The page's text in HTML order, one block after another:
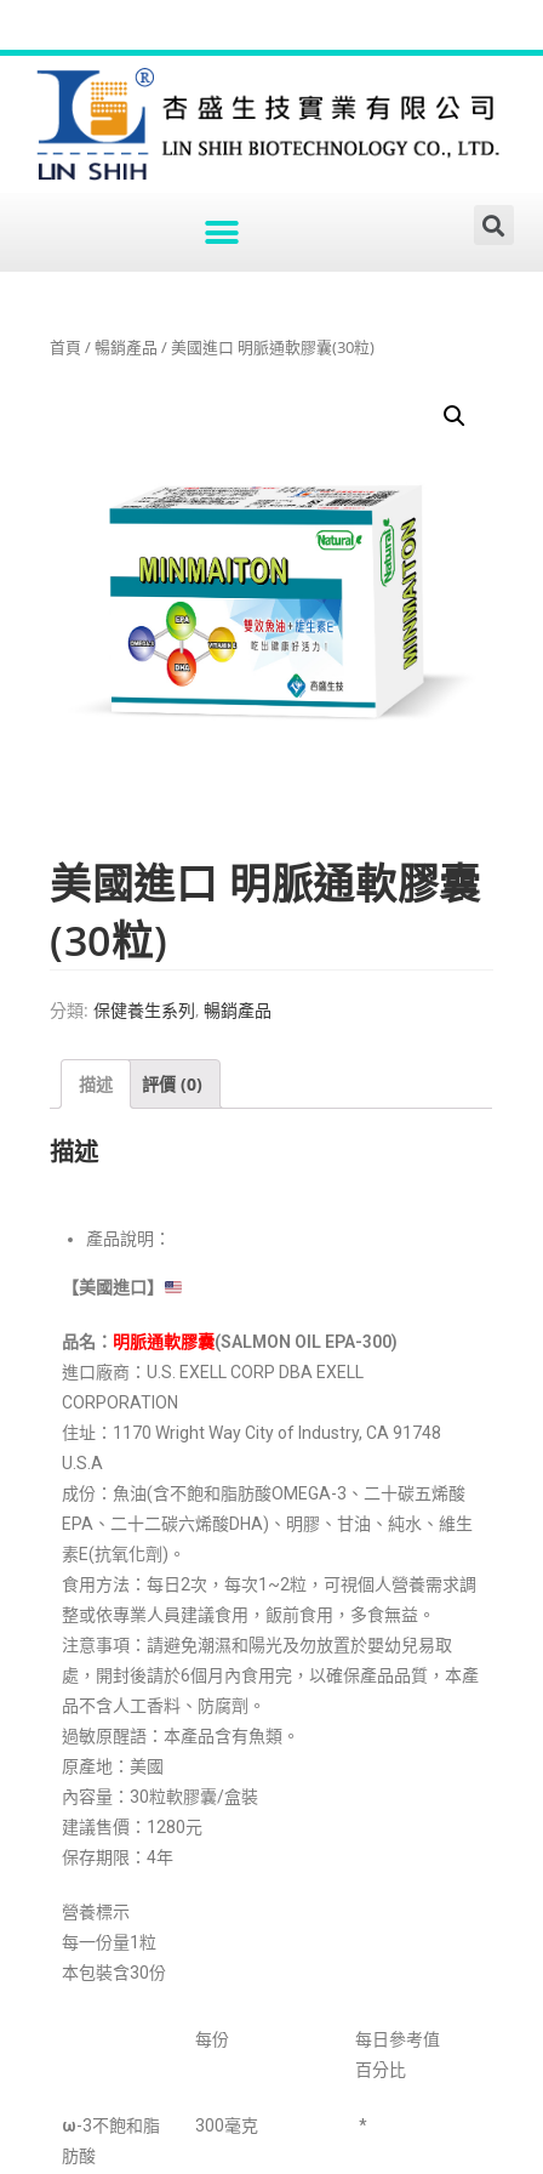
首頁 /暢銷產品 / 美國進口 明脈通軟膠囊(30粒)
美國進口 明脈通軟膠囊
(30粒)
分類:保健養生系列,暢銷產品
描述 評價 (0)
描述
產品說明：
【美國進口】
品名 ： 明脈通軟膠囊(SALMON OIL EPA-300)
進口廠商：U.S. EXELL CORP DBA EXELL
CORPORATION
住址：1170 Wright Way City of Industry, CA 91748
U.S.A
成份：魚油(含不飽和脂肪酸OMEGA-3、二十碳五烯酸
EPA、二十二碳六烯酸DHA)、明膠、甘油、純水、維生
素E(抗氧化劑)。
食用方法：每日2次，每次1~2粒，可視個人營養需求調
整或依專業人員建議食用，飯前食用，多食無益。
注意事項：請避免潮濕和陽光及勿放置於嬰幼兒易取
處，開封後請於6個月內食用完，以確保產品品質，本產
品不含人工香料、防腐劑。
過敏原醒語：本產品含有魚類。
原產地：美國
內容量：30粒軟膠囊/盒裝
建議售價：1280元
保存期限：4年
營養標示
每一份量1粒
本包裝含30份
每份
每日參考值
百分比
ω-3不飽和脂
肪酸
300毫克 *